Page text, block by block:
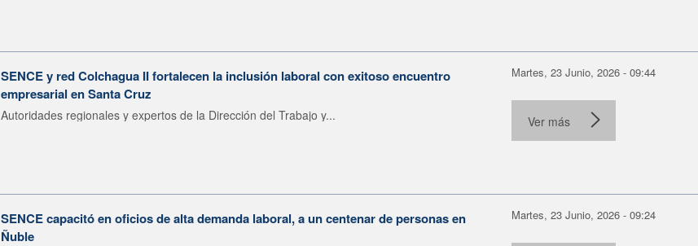
SENCE y red Colchagua II fortalecen la inclusión laboral con exitoso encuentro
empresarial en Santa Cruz
Autoridades regionales y expertos de la Dirección del Trabajo y...
Martes, 23 Junio, 2026 - 09:44
Ver más
SENCE capacitó en oficios de alta demanda laboral, a un centenar de personas en
Ñuble
Martes, 23 Junio, 2026 - 09:24